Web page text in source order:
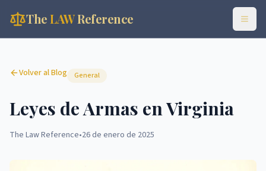
TheLAWReference
Volver al Blog General
Leyes de Armas en Virginia
The Law Reference•26 de enero de 2025